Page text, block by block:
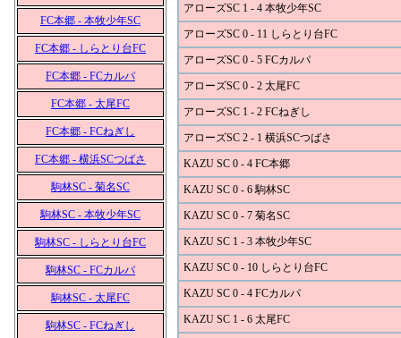
FC本郷 - 本牧少年SC
FC本郷 - しらとり台FC
FC本郷 - FCカルパ
FC本郷 - 太尾FC
FC本郷 - FCねぎし
FC本郷 - 横浜SCつばさ
駒林SC - 菊名SC
駒林SC - 本牧少年SC
駒林SC - しらとり台FC
駒林SC - FCカルパ
駒林SC - 太尾FC
駒林SC - FCねぎし
アローズSC 1 - 4 本牧少年SC
アローズSC 0 - 11 しらとり台FC
アローズSC 0 - 5 FCカルパ
アローズSC 0 - 2 太尾FC
アローズSC 1 - 2 FCねぎし
アローズSC 2 - 1 横浜SCつばさ
KAZU SC 0 - 4 FC本郷
KAZU SC 0 - 6 駒林SC
KAZU SC 0 - 7 菊名SC
KAZU SC 1 - 3 本牧少年SC
KAZU SC 0 - 10 しらとり台FC
KAZU SC 0 - 4 FCカルパ
KAZU SC 1 - 6 太尾FC